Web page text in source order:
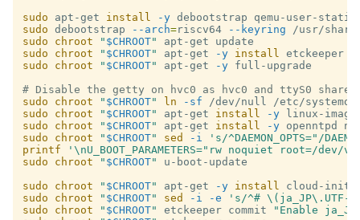
sudo apt-get install
-y
sudo debootstrap --arch=riscv64 --keyring /usr/
sudo chroot
" $CHROOT"
sudo chroot
" $CHROOT" apt-get -y install
sudo chroot
" $CHROOT" apt-get -y full-upgrade
# Disable the getty on hvc0 as hvc0 and ttyS0 share
sudo chroot
" $CHROOT" ln
-sf
sudo chroot
" $CHROOT" apt-get install
-y
sudo chroot
" $CHROOT" apt-get install
-y
sudo chroot
" $CHROOT" sed -i
's/^DAEMON_OPTS="/
printf
'\nU_BOOT_PARAMETERS="rw noquiet root=/dev/
sudo chroot
" $CHROOT"
u-boot-update
sudo chroot
" $CHROOT" apt-get -y install
sudo chroot
" $CHROOT" sed -i -e
's/^#
sudo chroot
" $CHROOT" etckeeper commit
"Enable